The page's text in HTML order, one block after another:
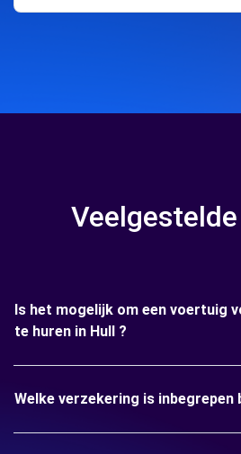
Is het mogelijk om een voertuig
te huren in Hull ?
Welke verzekering is inbegrepen